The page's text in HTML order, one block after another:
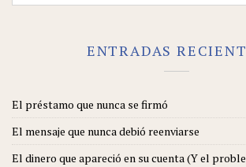
ENTRADAS
El préstamo que nunca se firmó
El mensaje que nunca debió reenviarse
El dinero que apareció en su cuenta (Y el